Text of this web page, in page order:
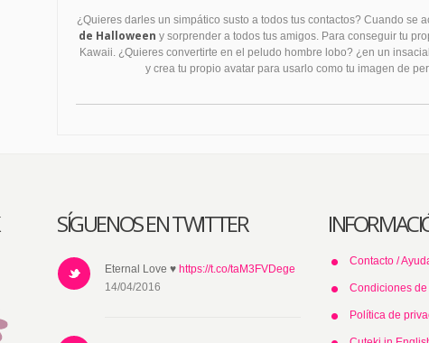
¿Quieres darles un simpático susto a todos tus contactos? Cuando se
de Halloween y sorprender a todos tus amigos. Para conseguir tu
Kawaii. ¿Quieres convertirte en el peludo hombre lobo? ¿en un
y crea tu propio avatar para usarlo como tu imagen de
SÍGUENOS EN TWITTER
Eternal Love ♥ https://t.co/taM3FVDege
14/04/2016
Contacto /
Condiciones de
Política de